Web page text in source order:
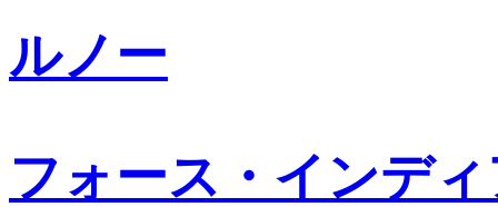
ルノー
フォース・インデ